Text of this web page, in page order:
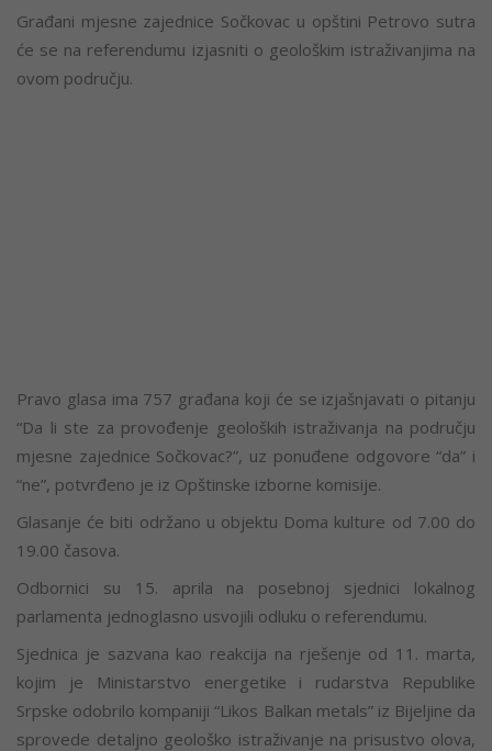
Građani mjesne zajednice Sočkovac u opštini Petrovo sutra
će se na referendumu izjasniti o geološkim istraživanjima na
ovom području.
Pravo glasa ima 757 građana koji će se izjašnjavati o pitanju
“Da li ste za provođenje geoloških istraživanja na području
mjesne zajednice Sočkovac?”, uz ponuđene odgovore “da” i
“ne”, potvrđeno je iz Opštinske izborne komisije.
Glasanje će biti održano u objektu Doma kulture od 7.00 do
19.00 časova.
Odbornici su 15. aprila na posebnoj sjednici lokalnog
parlamenta jednoglasno usvojili odluku o referendumu.
Sjednica je sazvana kao reakcija na rješenje od 11. marta,
kojim je Ministarstvo energetike i rudarstva Republike
Srpske odobrilo kompaniji “Likos Balkan metals” iz Bijeljine da
sprovede detaljno geološko istraživanje na prisustvo olova,